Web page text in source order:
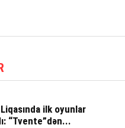
ilk oyunlar
“Tvente”dən...